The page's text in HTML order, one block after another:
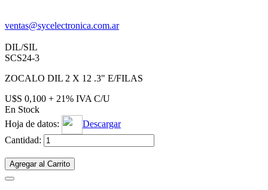
ventas@sycelectronica.com.ar
DIL/SIL
SCS24-3
ZOCALO DIL 2 X 12 .3" E/FILAS
U$S 0,100 + 21% IVA C/U
En Stock
Hoja de datos:
Descargar
Cantidad:
Agregar al Carrito